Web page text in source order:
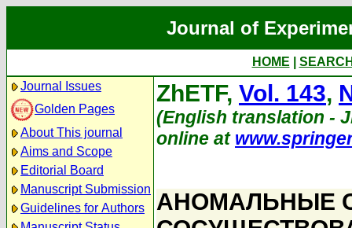
Journal of
HOME
Journal Issues
Golden Pages
About This journal
Aims and Scope
Editorial Board
Manuscript Submission
Guidelines for Authors
ZhETF, Vol. 143,
(English translation -
online at
АНОМАЛЬНЫЕ